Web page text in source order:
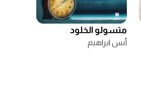
متسولو الخلود
أنس ابراهيم